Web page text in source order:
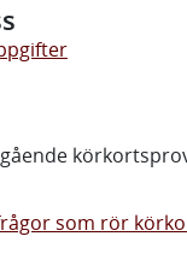
som rör